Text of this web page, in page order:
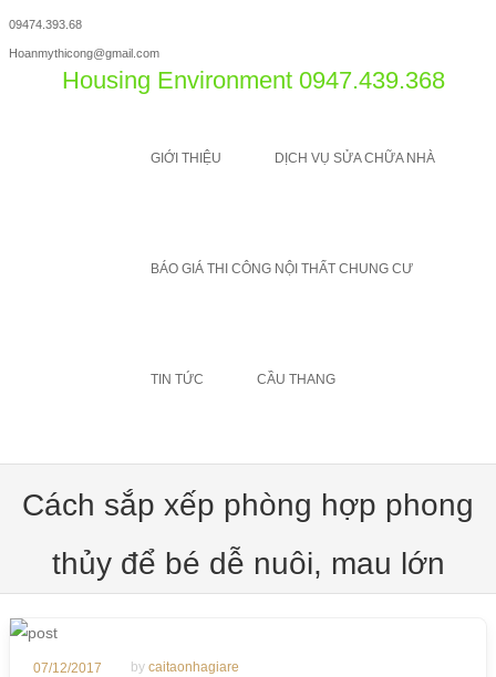
09474.393.68
Hoanmythicong@gmail.com
Housing Environment 0947.439.368
Menu
SKIP TO CONTENT
GIỚI THIỆU DỊCH VỤ SỬA CHỮA NHÀ
BÁO GIÁ THI CÔNG NỘI THẤT CHUNG CƯ
TIN TỨC CẦU THANG
Cách sắp xếp phòng hợp phong
thủy để bé dễ nuôi, mau lớn
07/12/2017 by caitaonhagiare